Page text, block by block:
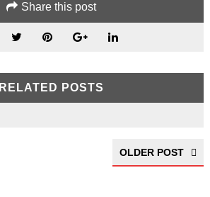
Share this post
RELATED POSTS
OLDER POST